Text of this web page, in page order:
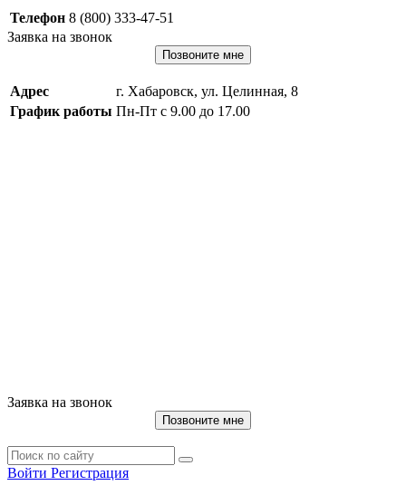
Телефон 8 (800) 333-47-51
Заявка на звонок
Позвоните мне
Адрес
г. Хабаровск, ул. Целинная, 8
График работы Пн-Пт с 9.00 до 17.00
Заявка на звонок
Позвоните мне
Войти Регистрация